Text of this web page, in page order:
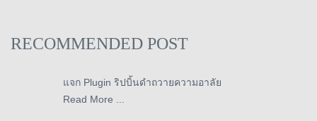
RECOMMENDED POST
แจก Plugin ริปบิ้นดำถวายความอาลัย
Read More ...